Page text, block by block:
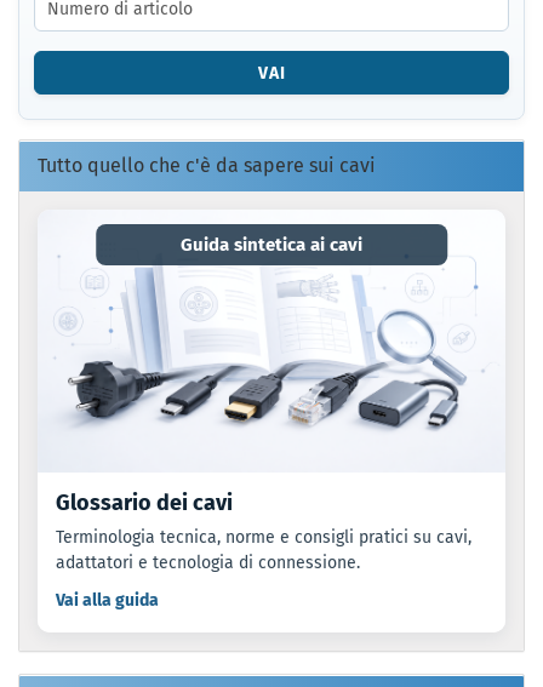
CODICE
ARTICOLO
O
CODICE
EAN.
VAI
Tutto quello che c'è da sapere sui cavi
Guida sintetica ai cavi
Glossario dei cavi
Terminologia tecnica, norme e consigli pratici su cavi,
adattatori e tecnologia di connessione.
Vai alla guida